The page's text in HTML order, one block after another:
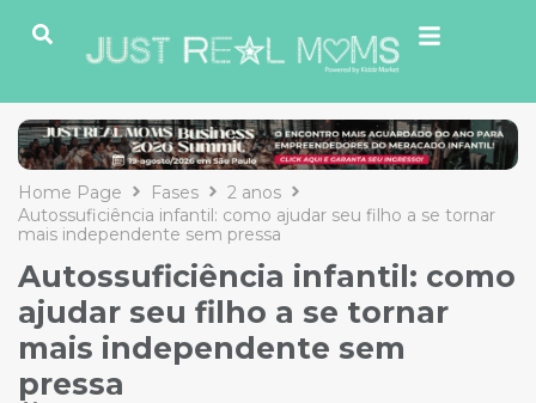
Home Page Fases
2 anos
Autossuficiência infantil: como ajudar seu filho a se tornar
mais independente sem pressa
Autossuficiência infantil: como
ajudar seu filho a se tornar
mais independente sem
pressa